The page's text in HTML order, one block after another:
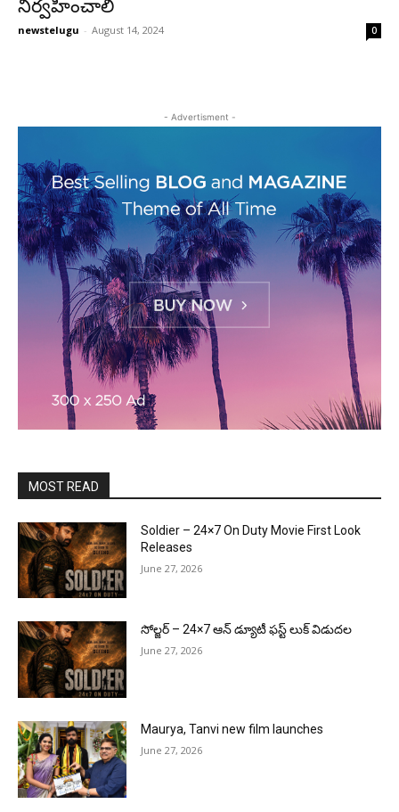
నిర్వహించాలి
newstelugu - August 14, 2024 0
- Advertisment -
MOST READ
Soldier – 24×7 On Duty Movie First Look
Releases
June 27, 2026
సోల్జర్ – 24×7 ఆన్ డ్యూటీ ఫస్ట్ లుక్ విడుదల
June 27, 2026
Maurya, Tanvi new film launches
June 27, 2026